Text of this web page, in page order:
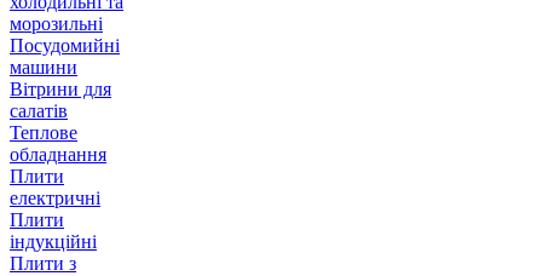
морозильні
Посудомийні
машини
Вітрини для
салатів
Теплове
обладнання
Плити
електричні
Плити
індукційні
Плити з